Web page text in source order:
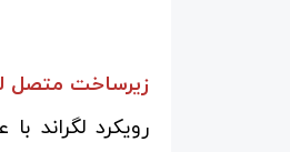
زیرساخت متصل
رویکرد لگراند